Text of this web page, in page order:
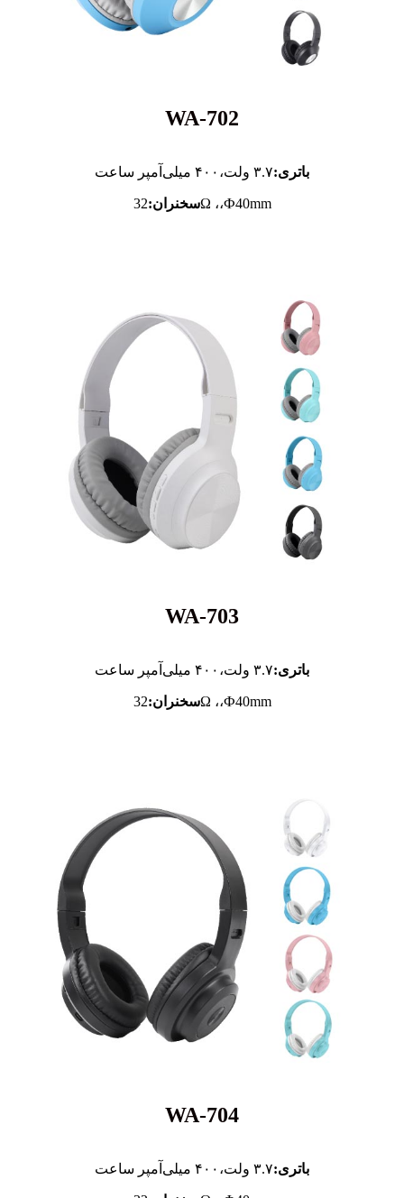
WA-702
باتری:۳.۷ ولت، ۴۰۰ میلی‌آمپر ساعت
سخنران:32Ω ،،Ф40mm
WA-703
باتری:۳.۷ ولت، ۴۰۰ میلی‌آمپر ساعت
سخنران:32Ω ،،Ф40mm
WA-704
باتری:۳.۷ ولت، ۴۰۰ میلی‌آمپر ساعت